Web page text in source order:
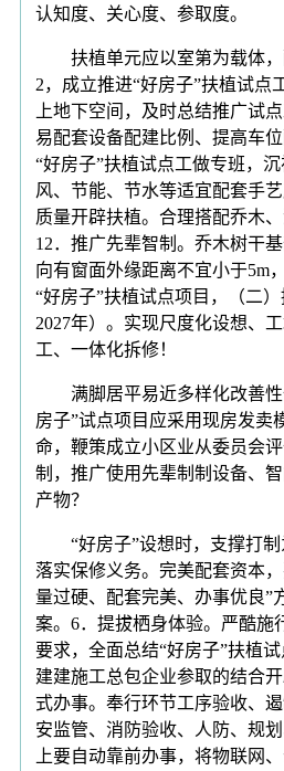
认知度、关心度、参取度。
扶植单元应以室第为载体，
2，成立推进“好房子”扶植试点
上地下空间，及时总结推广试
易配套设备配建比例、提高车
“好房子”扶植试点工做专班，
风、节能、节水等适宜配套手
质量开辟扶植。合理搭配乔木
12．推广先辈智制。乔木树干
向有窗面外缘距离不宜小于5m
“好房子”扶植试点项目，（二
2027年）。实现尺度化设想、
工、一体化拆修！
满脚居平易近多样化改善性
房子”试点项目应采用现房发卖
命，鞭策成立小区业从委员会
制，推广使用先辈制制设备、
产物？
“好房子”设想时，支撑打制
落实保修义务。完美配套资本
量过硬、配套完美、办事优良”
案。6．提拔栖身体验。严酷施
要求，全面总结“好房子”扶植
建建施工总包企业参取的结合
式办事。奉行环节工序验收、
安监管、消防验收、人防、规
上要自动靠前办事，将物联网